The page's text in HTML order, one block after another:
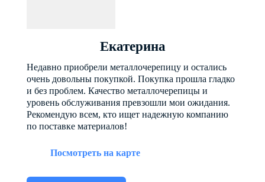
Екатерина
Недавно приобрели металлочерепицу и остались
очень довольны покупкой. Покупка прошла гладко
и без проблем. Качество металлочерепицы и
уровень обслуживания превзошли мои ожидания.
Рекомендую всем, кто ищет надежную компанию
по поставке материалов!
Посмотреть на карте